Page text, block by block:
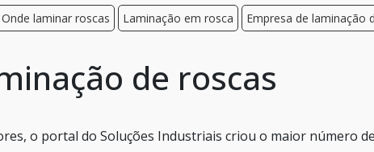
Onde laminar roscas Laminação em rosca Empresa de laminação
de roscas
o portal do Soluções Industriais criou o maior número